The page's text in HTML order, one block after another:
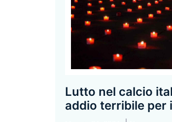
Lutto nel calcio
addio terribile per